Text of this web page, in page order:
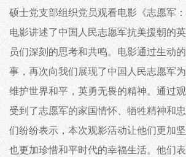
硕士党支部组织党员观看电影《志愿军
电影讲述了中国人民志愿军抗美援朝的
员们深刻的思考和共鸣。电影通过生动
事，再次向我们展现了中国人民志愿军
维护世界和平，英勇无畏的精神。通过
受到了志愿军的家国情怀、牺牲精神和
们纷纷表示，本次观影活动让他们更加
也更加珍惜和平时代的幸福生活。他们